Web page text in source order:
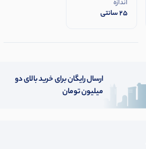
اندازه
25 سانتی
ارسال رایگان برای خرید بالای دو
میلیون تومان